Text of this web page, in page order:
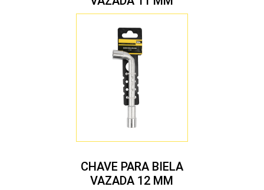
CHAVE PARA BIELA
VAZADA 12 MM